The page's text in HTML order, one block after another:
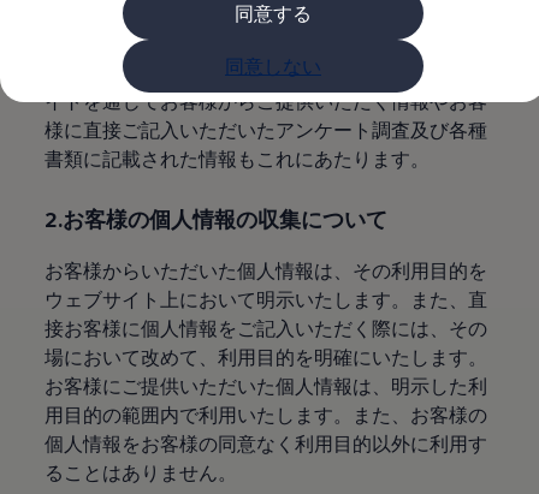
同意する
同意しない
Golf お乗り換えを10万円補助
Tiguan 購入後、5年間の安心サポートが無償
Golf Variant お乗り換えを10万円補助
Volkswagenアンバサダープログラム
ファイナンシャルサービス
ファイナンシャルサービス
フォルクスワーゲン自動車保険プラス
モデル別月々のお支払い例
カスタマーポータル 登録・ログイン
Match Maker 登録・ログイン
補助金・エコカー優遇制度
補助金・エコカー優遇制度
ID.4
Golf
Golf Variant
Passat
ID. Buzz
アフターサービス
サービスと純正部品
特定の個人を識別できる情報を個人情報といいま
す。また、他の情報とあわせることで特定の個人が
識別できる情報も個人情報といたします。ウェブサ
イトを通じてお客様からご提供いただく情報やお客
様に直接ご記入いただいたアンケート調査及び各種
書類に記載された情報もこれにあたります。
2.お客様の個人情報の収集について
お客様からいただいた個人情報は、その利用目的を
ウェブサイト上において明示いたします。また、直
接お客様に個人情報をご記入いただく際には、その
場において改めて、利用目的を明確にいたします。
お客様にご提供いただいた個人情報は、明示した利
用目的の範囲内で利用いたします。また、お客様の
個人情報をお客様の同意なく利用目的以外に利用す
ることはありません。